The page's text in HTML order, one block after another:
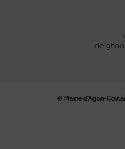
de 9h00
© Mairie d'Agon-